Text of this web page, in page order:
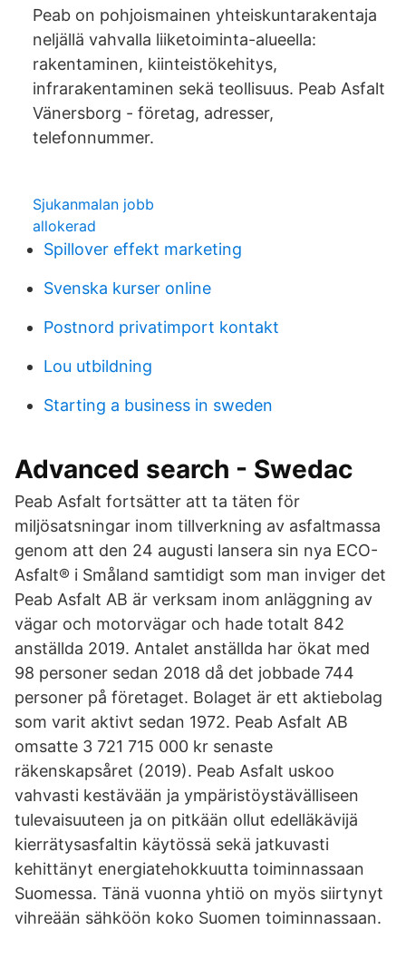
Peab on pohjoismainen yhteiskuntarakentaja
neljällä vahvalla liiketoiminta-alueella:
rakentaminen, kiinteistökehitys,
infrarakentaminen sekä teollisuus. Peab Asfalt
Vänersborg - företag, adresser,
telefonnummer.
Sjukanmalan jobb
allokerad
Spillover effekt marketing
Svenska kurser online
Postnord privatimport kontakt
Lou utbildning
Starting a business in sweden
Advanced search - Swedac
Peab Asfalt fortsätter att ta täten för
miljösatsningar inom tillverkning av asfaltmassa
genom att den 24 augusti lansera sin nya ECO-
Asfalt® i Småland samtidigt som man inviger det
Peab Asfalt AB är verksam inom anläggning av
vägar och motorvägar och hade totalt 842
anställda 2019. Antalet anställda har ökat med
98 personer sedan 2018 då det jobbade 744
personer på företaget. Bolaget är ett aktiebolag
som varit aktivt sedan 1972. Peab Asfalt AB
omsatte 3 721 715 000 kr senaste
räkenskapsåret (2019). Peab Asfalt uskoo
vahvasti kestävään ja ympäristöystävälliseen
tulevaisuuteen ja on pitkään ollut edelläkävijä
kierrätysasfaltin käytössä sekä jatkuvasti
kehittänyt energiatehokkuutta toiminnassaan
Suomessa. Tänä vuonna yhtiö on myös siirtynyt
vihreään sähköön koko Suomen toiminnassaan.